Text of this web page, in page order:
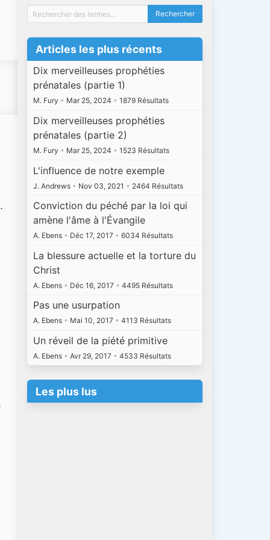
Articles les plus récents
Dix merveilleuses prophéties
prénatales (partie 1)
M. Fury • Mar 25, 2024 • 1879 Résultats
Dix merveilleuses prophéties
prénatales (partie 2)
M. Fury • Mar 25, 2024 • 1523 Résultats
L'influence de notre exemple
J. Andrews • Nov 03, 2021 • 2464 Résultats
Conviction du péché par la loi qui
amène l'âme à l'Évangile
A. Ebens • Déc 17, 2017 • 6034 Résultats
La blessure actuelle et la torture du
Christ
A. Ebens • Déc 16, 2017 • 4495 Résultats
Pas une usurpation
A. Ebens • Mai 10, 2017 • 4113 Résultats
Un réveil de la piété primitive
A. Ebens • Avr 29, 2017 • 4533 Résultats
Les plus lus